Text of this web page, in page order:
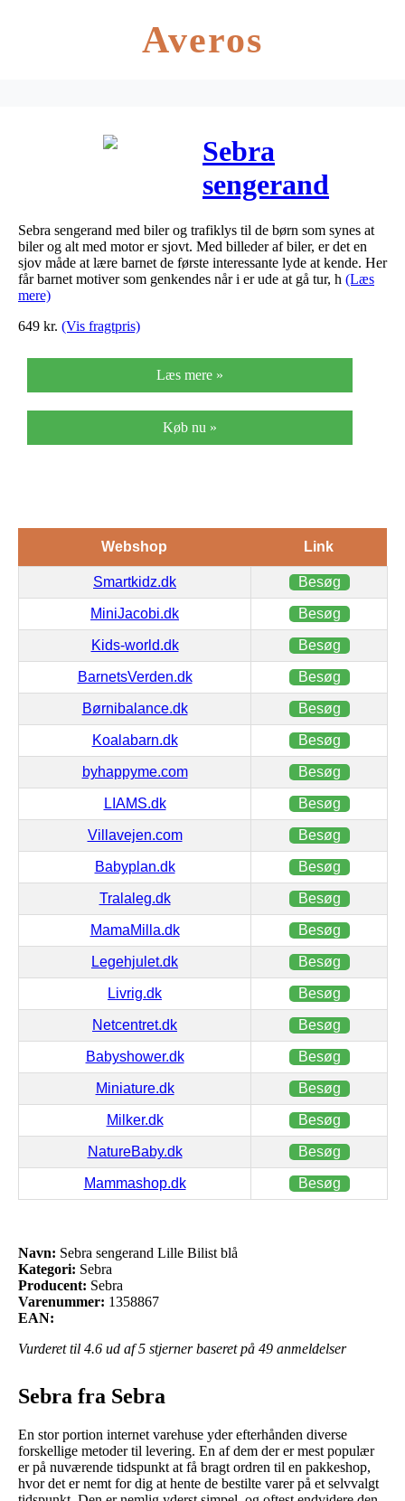
Averos
Sebra
sengerand
Lille Bilist blå
Sebra sengerand med biler og trafiklys til de børn som synes at
biler og alt med motor er sjovt. Med billeder af biler, er det en
sjov måde at lære barnet de første interessante lyde at kende. Her
får barnet motiver som genkendes når i er ude at gå tur, h (Læs
mere)
649 kr. (Vis fragtpris)
Læs mere »
Køb nu »
Webshop Link
Smartkidz.dk Besøg
MiniJacobi.dk Besøg
Kids-world.dk Besøg
BarnetsVerden.dk Besøg
Børnibalance.dk Besøg
Koalabarn.dk Besøg
byhappyme.com Besøg
LIAMS.dk Besøg
Villavejen.com Besøg
Babyplan.dk Besøg
Tralaleg.dk Besøg
MamaMilla.dk Besøg
Legehjulet.dk Besøg
Livrig.dk Besøg
Netcentret.dk Besøg
Babyshower.dk Besøg
Miniature.dk Besøg
Milker.dk Besøg
NatureBaby.dk Besøg
Mammashop.dk Besøg
Navn: Sebra sengerand Lille Bilist blå
Kategori: Sebra
Producent: Sebra
Varenummer: 1358867
EAN:
Vurderet til 4.6 ud af 5 stjerner baseret på 49 anmeldelser
Sebra fra Sebra
En stor portion internet varehuse yder efterhånden diverse
forskellige metoder til levering. En af dem der er mest populær
er på nuværende tidspunkt at få bragt ordren til en pakkeshop,
hvor det er nemt for dig at hente de bestilte varer på et selvvalgt